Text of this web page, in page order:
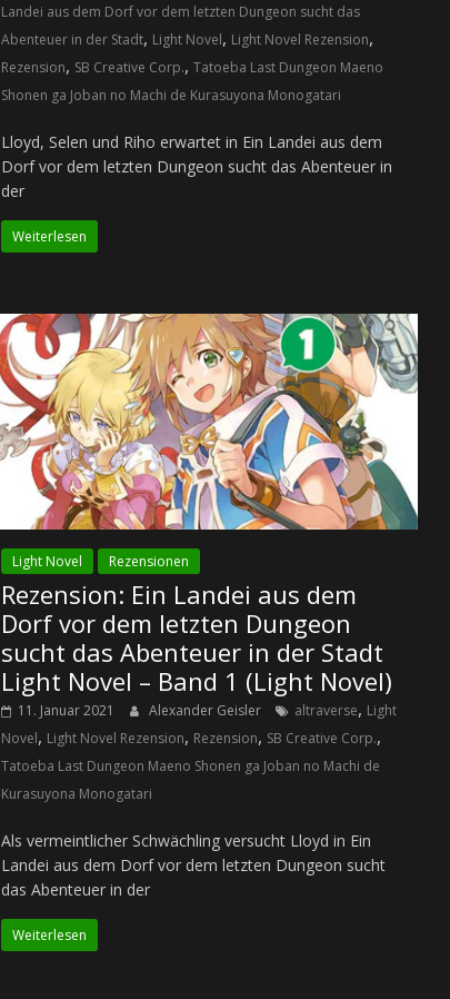
Landei aus dem Dorf vor dem letzten Dungeon sucht das
Abenteuer in der Stadt, Light Novel, Light Novel Rezension,
Rezension, SB Creative Corp.,Tatoeba Last Dungeon Maeno
Shonen ga Joban no Machi de Kurasuyona Monogatari
Lloyd, Selen und Riho erwartet in Ein Landei aus dem
Dorf vor dem letzten Dungeon sucht das Abenteuer in
der
Weiterlesen
Light Novel Rezensionen
Rezension: Ein Landei aus dem
Dorf vor dem letzten Dungeon
sucht das Abenteuer in der Stadt
Light Novel – Band 1 (Light Novel)
11. Januar 2021 Alexander Geisler altraverse, Light
Novel, Light Novel Rezension, Rezension, SB Creative Corp.,
Tatoeba Last Dungeon Maeno Shonen ga Joban no Machi de
Kurasuyona Monogatari
Als vermeintlicher Schwächling versucht Lloyd in Ein
Landei aus dem Dorf vor dem letzten Dungeon sucht
das Abenteuer in der
Weiterlesen